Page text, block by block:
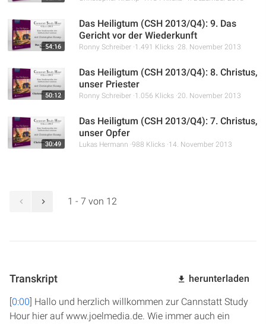
54:16
Das Heiligtum (CSH 2013/Q4): 9. Das
Gericht vor der Wiederkunft
Ronny Schreiber 1.491 Klicks 28. November 2013
50:12
Das Heiligtum (CSH 2013/Q4): 8. Christus,
unser Priester
Ronny Schreiber 1.056 Klicks 20. November 2013
30:49
Das Heiligtum (CSH 2013/Q4): 7. Christus,
unser Opfer
Lukas Hermann 988 Klicks 14. November 2013
1 - 7 von 12
Transkript herunterladen
[0:00] Hallo und herzlich willkommen zur Cannstatt Study
Hour hier auf www.joelmedia.de. Wie immer auch ein